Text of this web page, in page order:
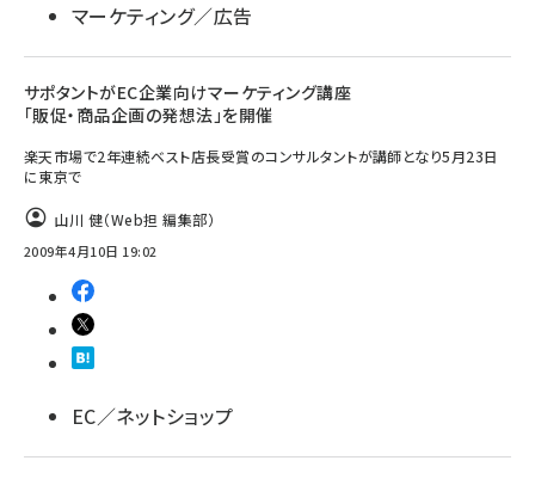
マーケティング／広告
サポタントがEC企業向けマーケティング講座
「販促・商品企画の発想法」を開催
楽天市場で2年連続ベスト店長受賞のコンサルタントが講師となり5月23日
に東京で
山川 健（Web担 編集部）
2009年4月10日 19:02
EC／ネットショップ